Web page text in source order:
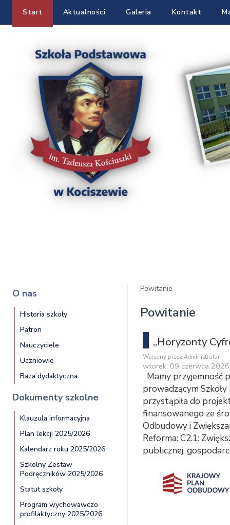
Start Aktualności Galeria Kontakt
O nas
Historia szkoły
Patron
Nauczyciele
Uczniowie
Baza dydaktyczna
Dokumenty szkolne
Klauzula informacyjna
Plan lekcji 2025/2026
Kalendarz roku 2025/2026
Szkolny Zestaw
Podręczników 2025/2026
Statut szkoły
Program wychowawczo
profilaktyczny 2025/2026
Powitanie
Powitanie
„Horyzonty
Wpisany przez Administrator
wtorek, 09 czerwca
Mamy przyjemność
prowadzącym
przystąpiła do
finansowanego ze
Odbudowy i
Reforma: C2.1:
publicznej,